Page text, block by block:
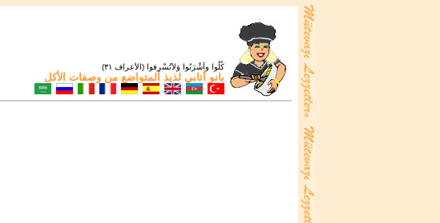
كُلُوا واَشْرَبُوا وَلاَتُسْرِفوا (الأعراف ٣١)
بانو أتابي لذيذ المتواضع من وصفات الأكل